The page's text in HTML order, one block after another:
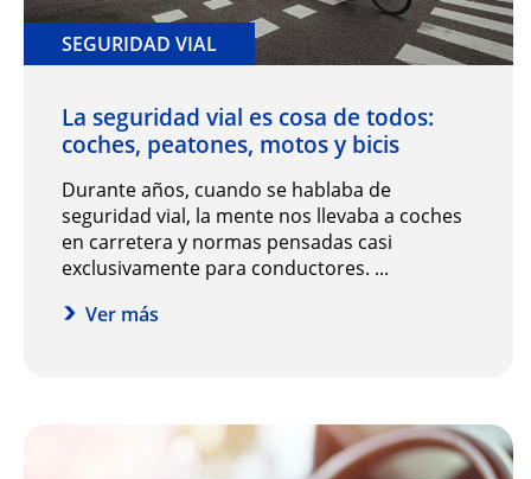
SEGURIDAD VIAL
La seguridad vial es cosa de todos:
coches, peatones, motos y bicis
Durante años, cuando se hablaba de
seguridad vial, la mente nos llevaba a coches
en carretera y normas pensadas casi
exclusivamente para conductores. ...
Ver más